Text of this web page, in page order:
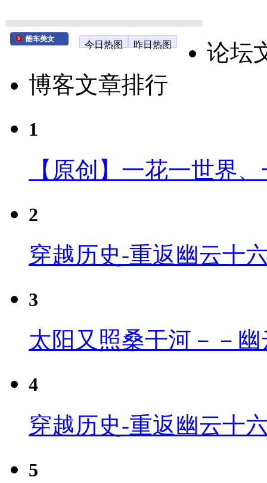
酷车美女
今日热图 昨日热图
论坛
博客文章排行
1
【原创】一花一世界
2
穿越历史-重返幽云十
3
太阳又照桑干河－－
4
穿越历史-重返幽云十
5